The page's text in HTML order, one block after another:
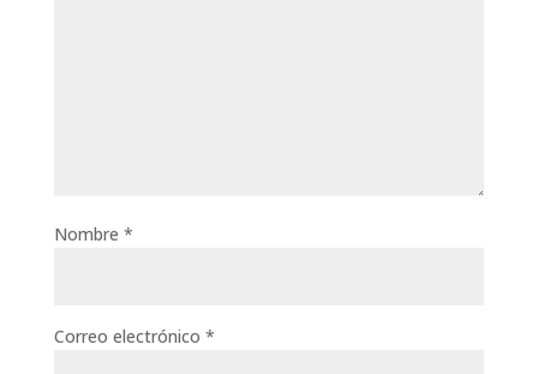
Nombre *
Correo electrónico *